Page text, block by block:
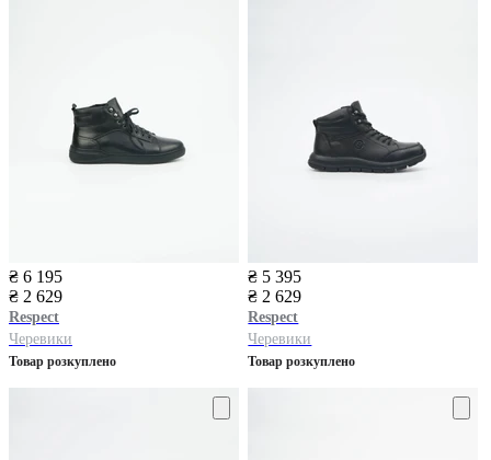
₴ 6 195
₴ 2 629
Respect
Черевики
Товар розкуплено
₴ 5 395
₴ 2 629
Respect
Черевики
Товар розкуплено